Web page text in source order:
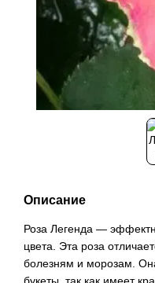
Описание
Роза Легенда —
цвета. Эта роза
болезням и морозам.